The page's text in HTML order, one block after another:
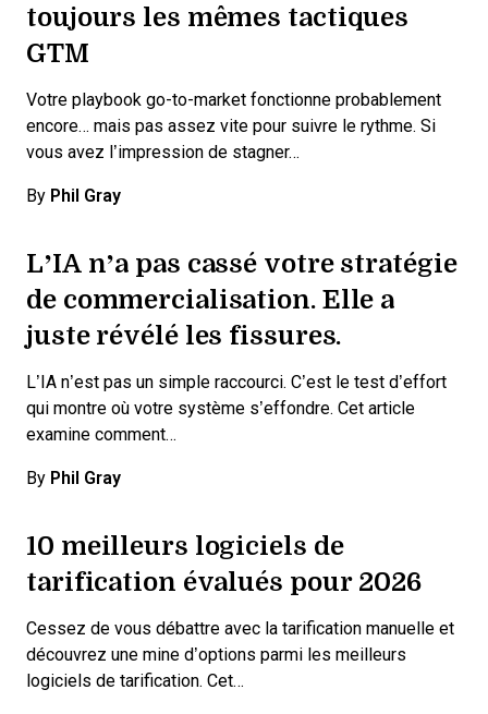
toujours les mêmes tactiques
GTM
Votre playbook go-to-market fonctionne probablement
encore… mais pas assez vite pour suivre le rythme. Si
vous avez l’impression de stagner…
By Phil Gray
L’IA n’a pas cassé votre stratégie
de commercialisation. Elle a
juste révélé les fissures.
L’IA n’est pas un simple raccourci. C’est le test d’effort
qui montre où votre système s’effondre. Cet article
examine comment…
By Phil Gray
10 meilleurs logiciels de
tarification évalués pour 2026
Cessez de vous débattre avec la tarification manuelle et
découvrez une mine d’options parmi les meilleurs
logiciels de tarification. Cet…